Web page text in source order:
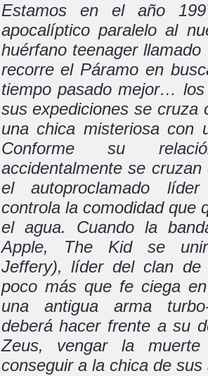
Estamos en el año
apocalíptico paralelo al
huérfano teenager
recorre el Páramo en
tiempo pasado mejor…
sus expediciones se cruza
una chica misteriosa con
Conforme su
accidentalmente se
el autoproclamado
controla la comodidad que
el agua. Cuando la
Apple, The Kid se
Jeffery), líder del clan de
poco más que fe ciega
una antigua arma
deberá hacer frente a su
Zeus, vengar la
conseguir a la chica de sus